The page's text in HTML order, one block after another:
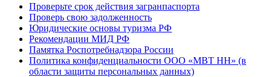
Проверьте срок действия загранпаспорта
Проверь свою задолженность
Юридические основы туризма РФ
Рекомендации МИД РФ
Памятка Роспотребнадзора России
Политика конфиденциальности ООО «МВТ НН» (в
области защиты персональных данных)